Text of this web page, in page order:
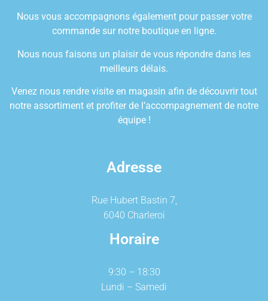
Nous vous accompagnons également pour passer votre
commande sur notre boutique en ligne.
Nous nous faisons un plaisir de vous répondre dans les
meilleurs délais.
Venez nous rendre visite en magasin afin de découvrir tout
notre assortiment et profiter de l’accompagnement de notre
équipe !
Adresse
Rue Hubert Bastin 7,
6040 Charleroi
Horaire
9:30 – 18:30
Lundi – Samedi